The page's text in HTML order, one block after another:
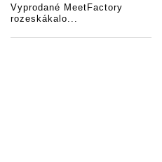
Vyprodané MeetFactory
rozeskákalo...